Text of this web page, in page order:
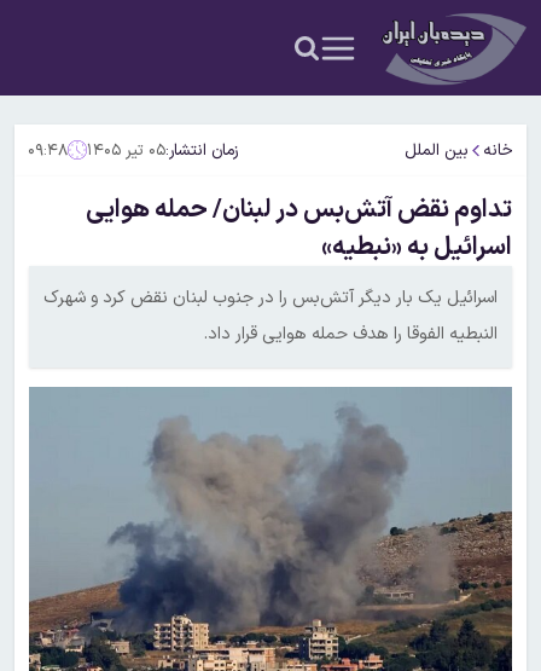
خانه بین الملل زمان انتشار:۰۵ تیر ۱۴۰۵ ۰۹:۴۸
تداوم نقض آتش‌بس در لبنان/ حمله هوایی
اسرائیل به «نبطیه»
اسرائیل یک بار دیگر آتش‌بس را در جنوب لبنان نقض کرد و شهرک
النبطیه الفوقا را هدف حمله هوایی قرار داد.